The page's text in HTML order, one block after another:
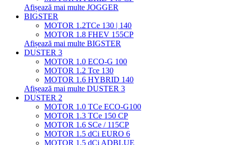
Afișează mai multe JOGGER
BIGSTER
MOTOR 1.2TCe 130 | 140
MOTOR 1.8 FHEV 155CP
Afișează mai multe BIGSTER
DUSTER 3
MOTOR 1.0 ECO-G 100
MOTOR 1.2 Tce 130
MOTOR 1.6 HYBRID 140
Afișează mai multe DUSTER 3
DUSTER 2
MOTOR 1.0 TCe ECO-G100
MOTOR 1.3 TCe 150 CP
MOTOR 1.6 SCe / 115CP
MOTOR 1.5 dCi EURO 6
MOTOR 1.5 dCi ADBLUE